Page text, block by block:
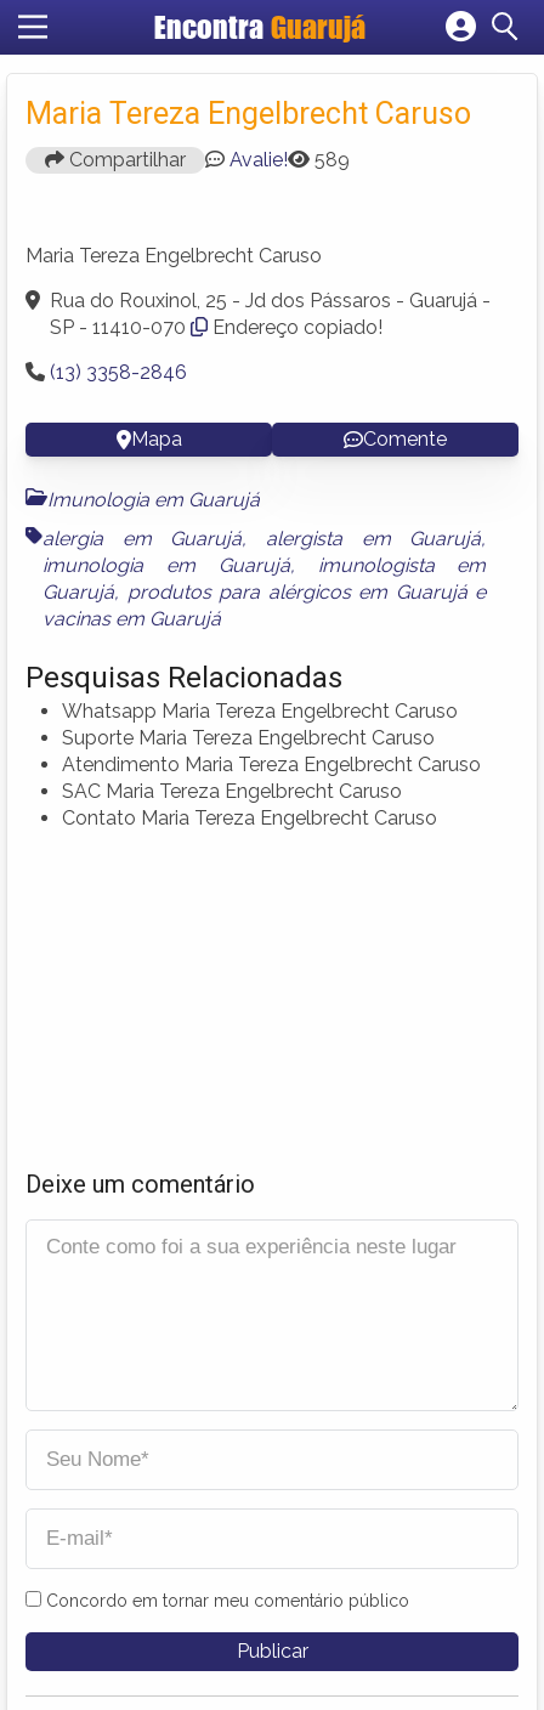
Encontra Guarujá
Cadastrar empresa
Criar conta
Maria Tereza Engelbrecht Caruso
Compartilhar Avalie! 589
Maria Tereza Engelbrecht Caruso
Rua do Rouxinol, 25 - Jd dos Pássaros - Guarujá -
SP - 11410-070
Endereço copiado!
(13) 3358-2846
Mapa Comente
Imunologia em Guarujá
alergia em Guarujá, alergista em Guarujá,
imunologia em Guarujá, imunologista em
Guarujá, produtos para alérgicos em Guarujáe
vacinas em Guarujá
Pesquisas Relacionadas
Whatsapp Maria Tereza Engelbrecht Caruso
Suporte Maria Tereza Engelbrecht Caruso
Atendimento Maria Tereza Engelbrecht Caruso
SAC Maria Tereza Engelbrecht Caruso
Contato Maria Tereza Engelbrecht Caruso
Deixe um comentário
Concordo em tornar meu comentário público